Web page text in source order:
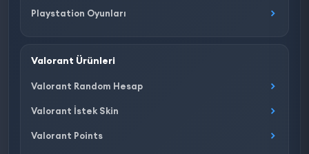
Playstation Oyunları
Valorant Ürünleri
Valorant Random Hesap
Valorant İstek Skin
Valorant Points